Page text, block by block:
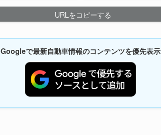
URLをコピーする
Googleで最新自動車情報のコンテンツを優先表示